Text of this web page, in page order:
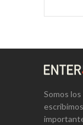
Somos